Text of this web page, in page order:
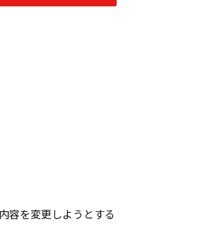
容を変更しようとする